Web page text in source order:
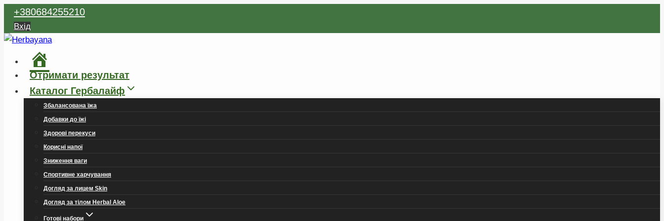
Перейти
вмісту
+380684255210
Вхід
Отримати результат
Каталог Гербалайф
Збалансована їжа
Добавки до їжі
Здорові перекуси
Корисні напої
Зниження ваги
Спортивне харчування
Догляд за лицем Skin
Догляд за тілом Herbal Aloe
Готові набори